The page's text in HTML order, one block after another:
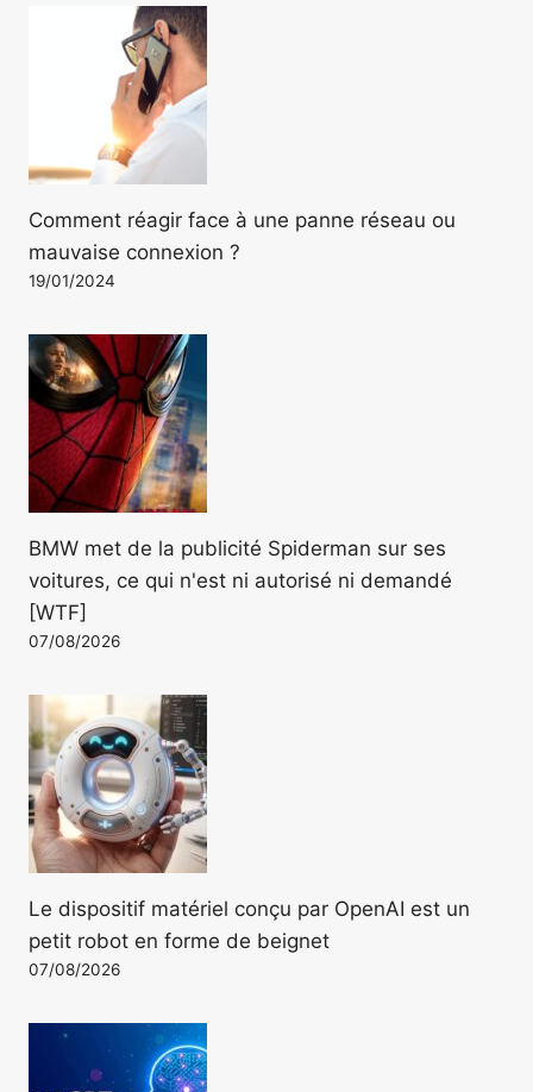
Comment réagir face à une panne réseau ou
mauvaise connexion ?
19/01/2024
BMW met de la publicité Spiderman sur ses
voitures, ce qui n'est ni autorisé ni demandé
[WTF]
07/08/2026
Le dispositif matériel conçu par OpenAI est un
petit robot en forme de beignet
07/08/2026